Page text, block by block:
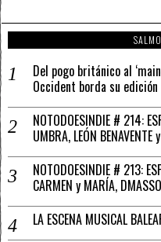
Del pogo británico al
Occident borda su
NOTODOESINDIE # 214:
UMBRA, LEÓN BENAVENTE
NOTODOESINDIE # 213:
CARMEN y MARÍA,
LA ESCENA MUSICAL